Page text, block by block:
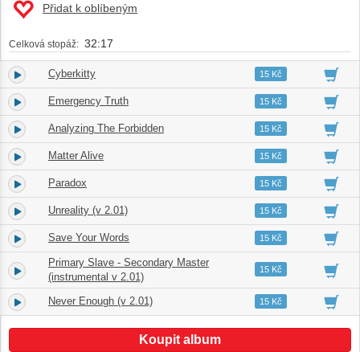
Přidat k oblíbeným
Celková stopáž: 32:17
1. Cyberkitty 02:4115 Kč
2. Emergency Truth 03:1715 Kč
3. Analyzing The Forbidden 04:1615 Kč
4. Matter Alive 04:1515 Kč
5. Paradox 03:2015 Kč
6. Unreality (v 2.01) 03:3215 Kč
7. Save Your Words 03:3615 Kč
8.
Primary Slave - Secondary Master
(instrumental v 2.01)
03:4915 Kč
9. Never Enough (v 2.01) 03:3115 Kč
Koupit album